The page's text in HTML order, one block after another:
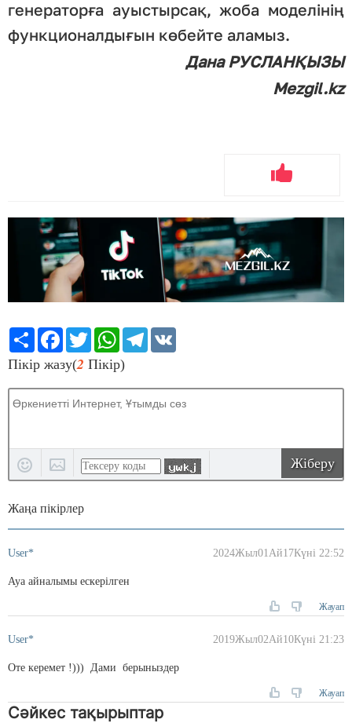
генераторға ауыстырсақ, жоба моделінің
функционалдығын көбейте аламыз.
Дана РУСЛАНҚЫЗЫ
Mezgil.kz
Share Facebook
TwitterWhatsApp
Telegram
Пікір жазу(2 Пікір)
Жіберу
Жаңа пікірлер
User* 2024Жыл01Ай17Күні 22:52
Ауа айналымы ескерілген
Жауап
User* 2019Жыл02Ай10Күні 21:23
Оте керемет !))) Дами берыныздер
Жауап
Сәйкес тақырыптар